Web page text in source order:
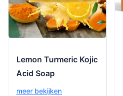
Lemon Turmeric Kojic
Acid Soap
meer bekijken